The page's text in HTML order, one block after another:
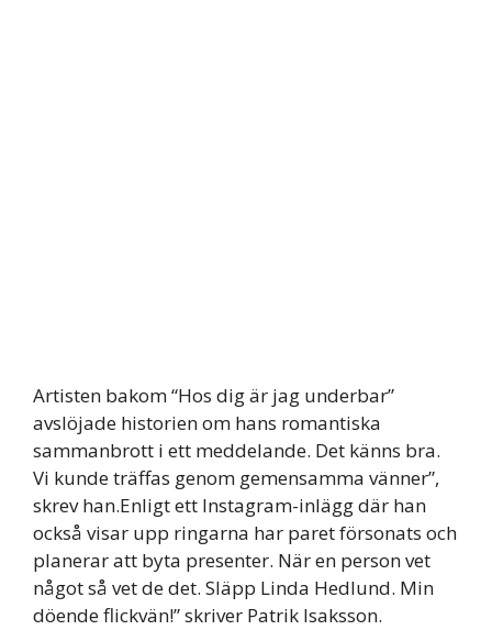
Artisten bakom “Hos dig är jag underbar”
avslöjade historien om hans romantiska
sammanbrott i ett meddelande. Det känns bra.
Vi kunde träffas genom gemensamma vänner”,
skrev han.Enligt ett Instagram-inlägg där han
också visar upp ringarna har paret försonats och
planerar att byta presenter. När en person vet
något så vet de det. Släpp Linda Hedlund. Min
döende flickvän!” skriver Patrik Isaksson.